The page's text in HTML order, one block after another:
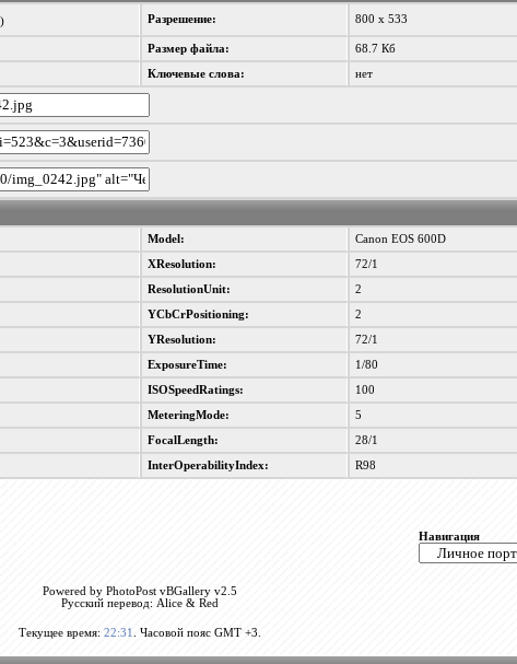
) Разрешение: 800 x 533
Размер файла: 68.7 Кб
Ключевые слова: нет
Model: Canon EOS 600D
XResolution: 72/1
ResolutionUnit: 2
YCbCrPositioning: 2
YResolution: 72/1
ExposureTime: 1/80
ISOSpeedRatings: 100
MeteringMode: 5
FocalLength: 28/1
InterOperabilityIndex: R98
Навигация
Powered by PhotoPost vBGallery v2.5
Русский перевод: Alice & Red
Текущее время: 22:31 . Часовой пояс GMT +3.